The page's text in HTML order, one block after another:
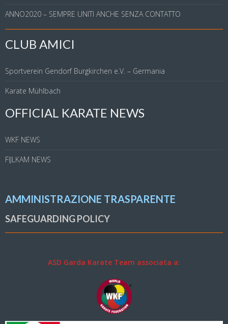
ANNO2020 – SEMPRE UNITI ANCHE SENZA CONTATTO
CLUB AMICI
Sportverein Gendorf Burgkirchen e.V. – Germania
Karate Mühlbach
OFFICIAL KARATE NEWS
WKF NEWS
FIJLKAM NEWS
AMMINISTRAZIONE TRASPARENTE
SAFEGUARDING POLICY
ASD Garda Karate Team associata a: